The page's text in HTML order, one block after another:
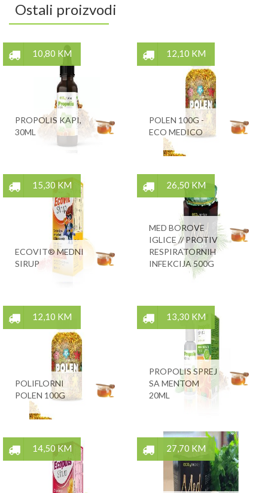
Ostali proizvodi
10,80 KM
PROPOLIS KAPI,
30ML
12,10 KM
POLEN 100G -
ECO MEDICO
15,30 KM
ECOVIT® MEDNI
SIRUP
26,50 KM
MED BOROVE
IGLICE // PROTIV
RESPIRATORNIH
INFEKCIJA 500G
12,10 KM
POLIFLORNI
POLEN 100G
13,30 KM
PROPOLIS SPREJ
SA MENTOM
20ML
14,50 KM 27,70 KM